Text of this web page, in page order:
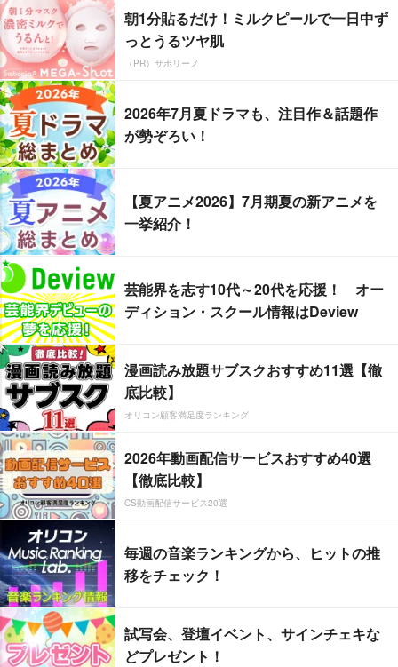
朝1分貼るだけ！ミルクピールで一日中ず
っとうるツヤ肌
（PR）サボリーノ
2026年7月夏ドラマも、注目作＆話題作
が勢ぞろい！
【夏アニメ2026】7月期夏の新アニメを
一挙紹介！
芸能界を志す10代～20代を応援！ オー
ディション・スクール情報はDeview
漫画読み放題サブスクおすすめ11選【徹
底比較】
オリコン顧客満足度ランキング
2026年動画配信サービスおすすめ40選
【徹底比較】
CS動画配信サービス20選
毎週の音楽ランキングから、ヒットの推
移をチェック！
試写会、登壇イベント、サインチェキな
どプレゼント！